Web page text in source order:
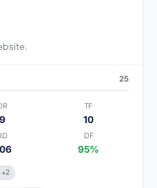
25
9
TF
10
DF
95%
+2